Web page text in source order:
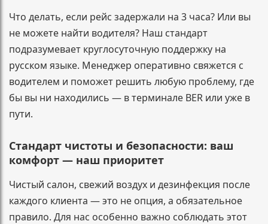
Что делать, если рейс задержали на 3 часа? Или вы
не можете найти водителя? Наш стандарт
подразумевает круглосуточную поддержку на
русском языке. Менеджер оперативно свяжется с
водителем и поможет решить любую проблему, где
бы вы ни находились — в терминале BER или уже в
пути.
Стандарт чистоты и безопасности: ваш
комфорт — наш приоритет
Чистый салон, свежий воздух и дезинфекция после
каждого клиента — это не опция, а обязательное
правило. Для нас особенно важно соблюдать этот